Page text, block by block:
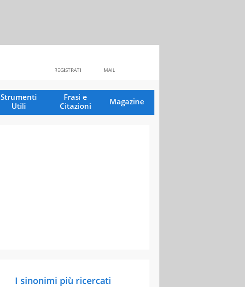
MAIL
REGISTRATI
Strumenti
Utili
Frasi e
Citazioni
Magazine
I sinonimi più ricercati